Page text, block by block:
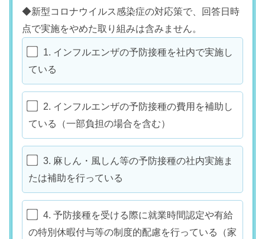
◆新型コロナウイルス感染症の対応策で、回答日時
点で実施をやめた取り組みは含みません。
1. インフルエンザの予防接種を社内で実施し
ている
2. インフルエンザの予防接種の費用を補助し
ている（一部負担の場合を含む）
3. 麻しん・風しん等の予防接種の社内実施ま
たは補助を行っている
4. 予防接種を受ける際に就業時間認定や有給
の特別休暇付与等の制度的配慮を行っている（家